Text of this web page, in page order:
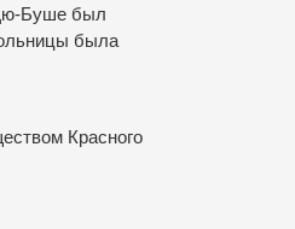
Буше был
была
Красного